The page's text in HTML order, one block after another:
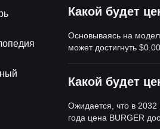
Какой будет
Основываясь на
может достигнуть $0.00
Какой будет
Ожидается, что в 2032
года цена BURGER